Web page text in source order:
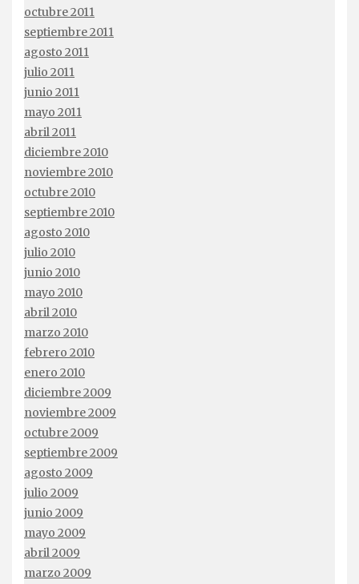
octubre 2011
septiembre 2011
agosto 2011
julio 2011
junio 2011
mayo 2011
abril 2011
diciembre 2010
noviembre 2010
octubre 2010
septiembre 2010
agosto 2010
julio 2010
junio 2010
mayo 2010
abril 2010
marzo 2010
febrero 2010
enero 2010
diciembre 2009
noviembre 2009
octubre 2009
septiembre 2009
agosto 2009
julio 2009
junio 2009
mayo 2009
abril 2009
marzo 2009